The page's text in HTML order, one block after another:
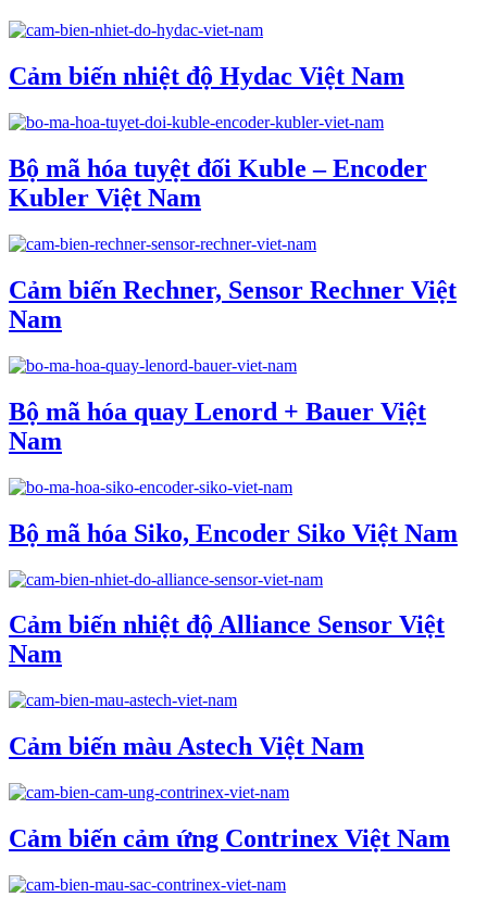
Cảm biến nhiệt độ Hydac Việt Nam
Bộ mã hóa tuyệt đối Kuble – Encoder
Kubler Việt Nam
Cảm biến Rechner, Sensor Rechner Việt
Nam
Bộ mã hóa quay Lenord + Bauer Việt
Nam
Bộ mã hóa Siko, Encoder Siko Việt Nam
Cảm biến nhiệt độ Alliance Sensor Việt
Nam
Cảm biến màu Astech Việt Nam
Cảm biến cảm ứng Contrinex Việt Nam